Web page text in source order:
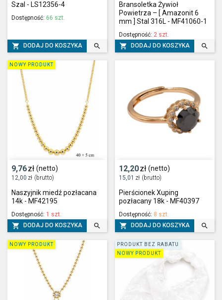
Szal - LS12356-4
Dostępność: 66 szt.
 DODAJ DO KOSZYKA 
Bransoletka Żywioł
Powietrza – [ Amazonit 6
mm ] Stal 316L - MF41060-1
Dostępność: 2 szt.
 DODAJ DO KOSZYKA 
9,76zł (netto)
12,00 zł (brutto)
Naszyjnik miedź pozłacana
14k - MF42195
Dostępność: 1 szt.
 DODAJ DO KOSZYKA 
NOWY PRODUKT
12,20zł (netto)
15,01 zł (brutto)
Pierścionek Xuping
pozłacany 18k - MF40397
Dostępność: 8 szt.
 DODAJ DO KOSZYKA 
NOWY PRODUKT
PRODUKT BEZ RABATU
NOWY PRODUKT